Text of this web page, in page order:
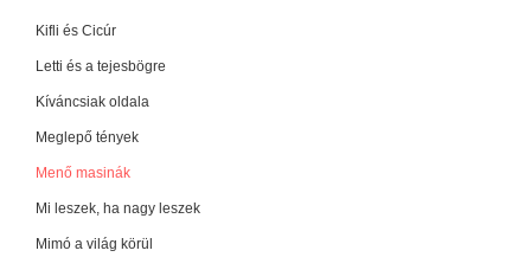
Kifli és Cicúr
Letti és a tejesbögre
Kíváncsiak oldala
Meglepő tények
Menő masinák
Mi leszek, ha nagy leszek
Mimó a világ körül